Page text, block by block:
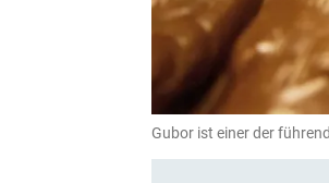
Gubor ist einer der